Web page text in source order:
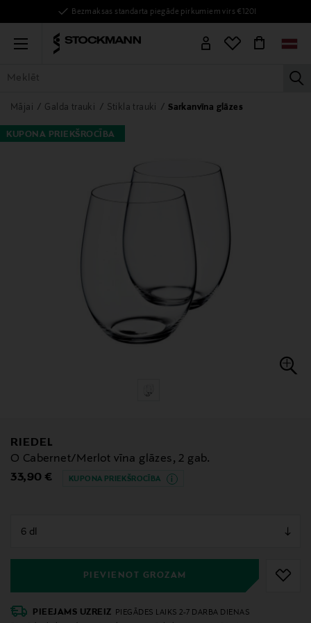
Bezmaksas standarta piegāde pirkumiem virs €120!
Menu
VISAS PRECES SIEVIETĒM VĪRIEŠIEM BĒRNIEM
Mājai Galda trauki Stikla trauki Sarkanvīna glāzes
KUPONA PRIEKŠROCĪBA
RIEDEL
O Cabernet/Merlot vīna glāzes, 2 gab.
Original Price
33,90 € KUPONA PRIEKŠROCĪBA
PIEVIENOT GROZAM
PIEEJAMS UZREIZ
PIEGĀDES LAIKS 2-7 DARBA DIENAS